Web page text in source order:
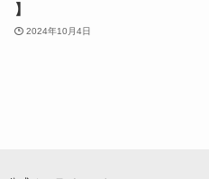
】
2024年10月4日